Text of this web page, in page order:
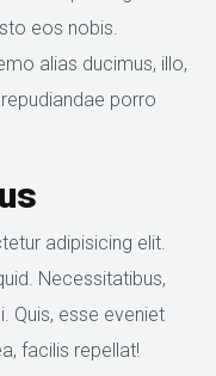
eos nobis.
alias ducimus, illo,
porro
adipisicing elit.
Necessitatibus,
Quis, esse eveniet
facilis repellat!